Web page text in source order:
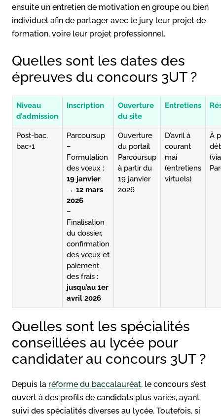
ensuite un entretien de motivation en groupe ou bien
individuel afin de partager avec le jury leur projet de
formation, voire leur projet professionnel.
Quelles sont les dates des
épreuves du concours 3UT ?
Niveau
d’admission
Inscription
Ouverture
du site
Entretiens
Post-bac,
bac+1
Parcoursup
–
Formulation
des vœux :
19 janvier
→ 12 mars
2026
–
Finalisation
du dossier,
confirmation
des vœux et
paiement
des frais :
jusqu’au 1er
avril 2026
Ouverture
du portail
Parcoursup
à partir du
19 janvier
2026
D’avril à
courant
mai
(entretiens
virtuels)
À
(via
Quelles sont les spécialités
conseillées au lycée pour
candidater au concours 3UT ?
Depuis la réforme du baccalauréat, le concours s’est
ouvert à des profils de candidats plus variés, ayant
suivi des spécialités diverses au lycée. Toutefois, si